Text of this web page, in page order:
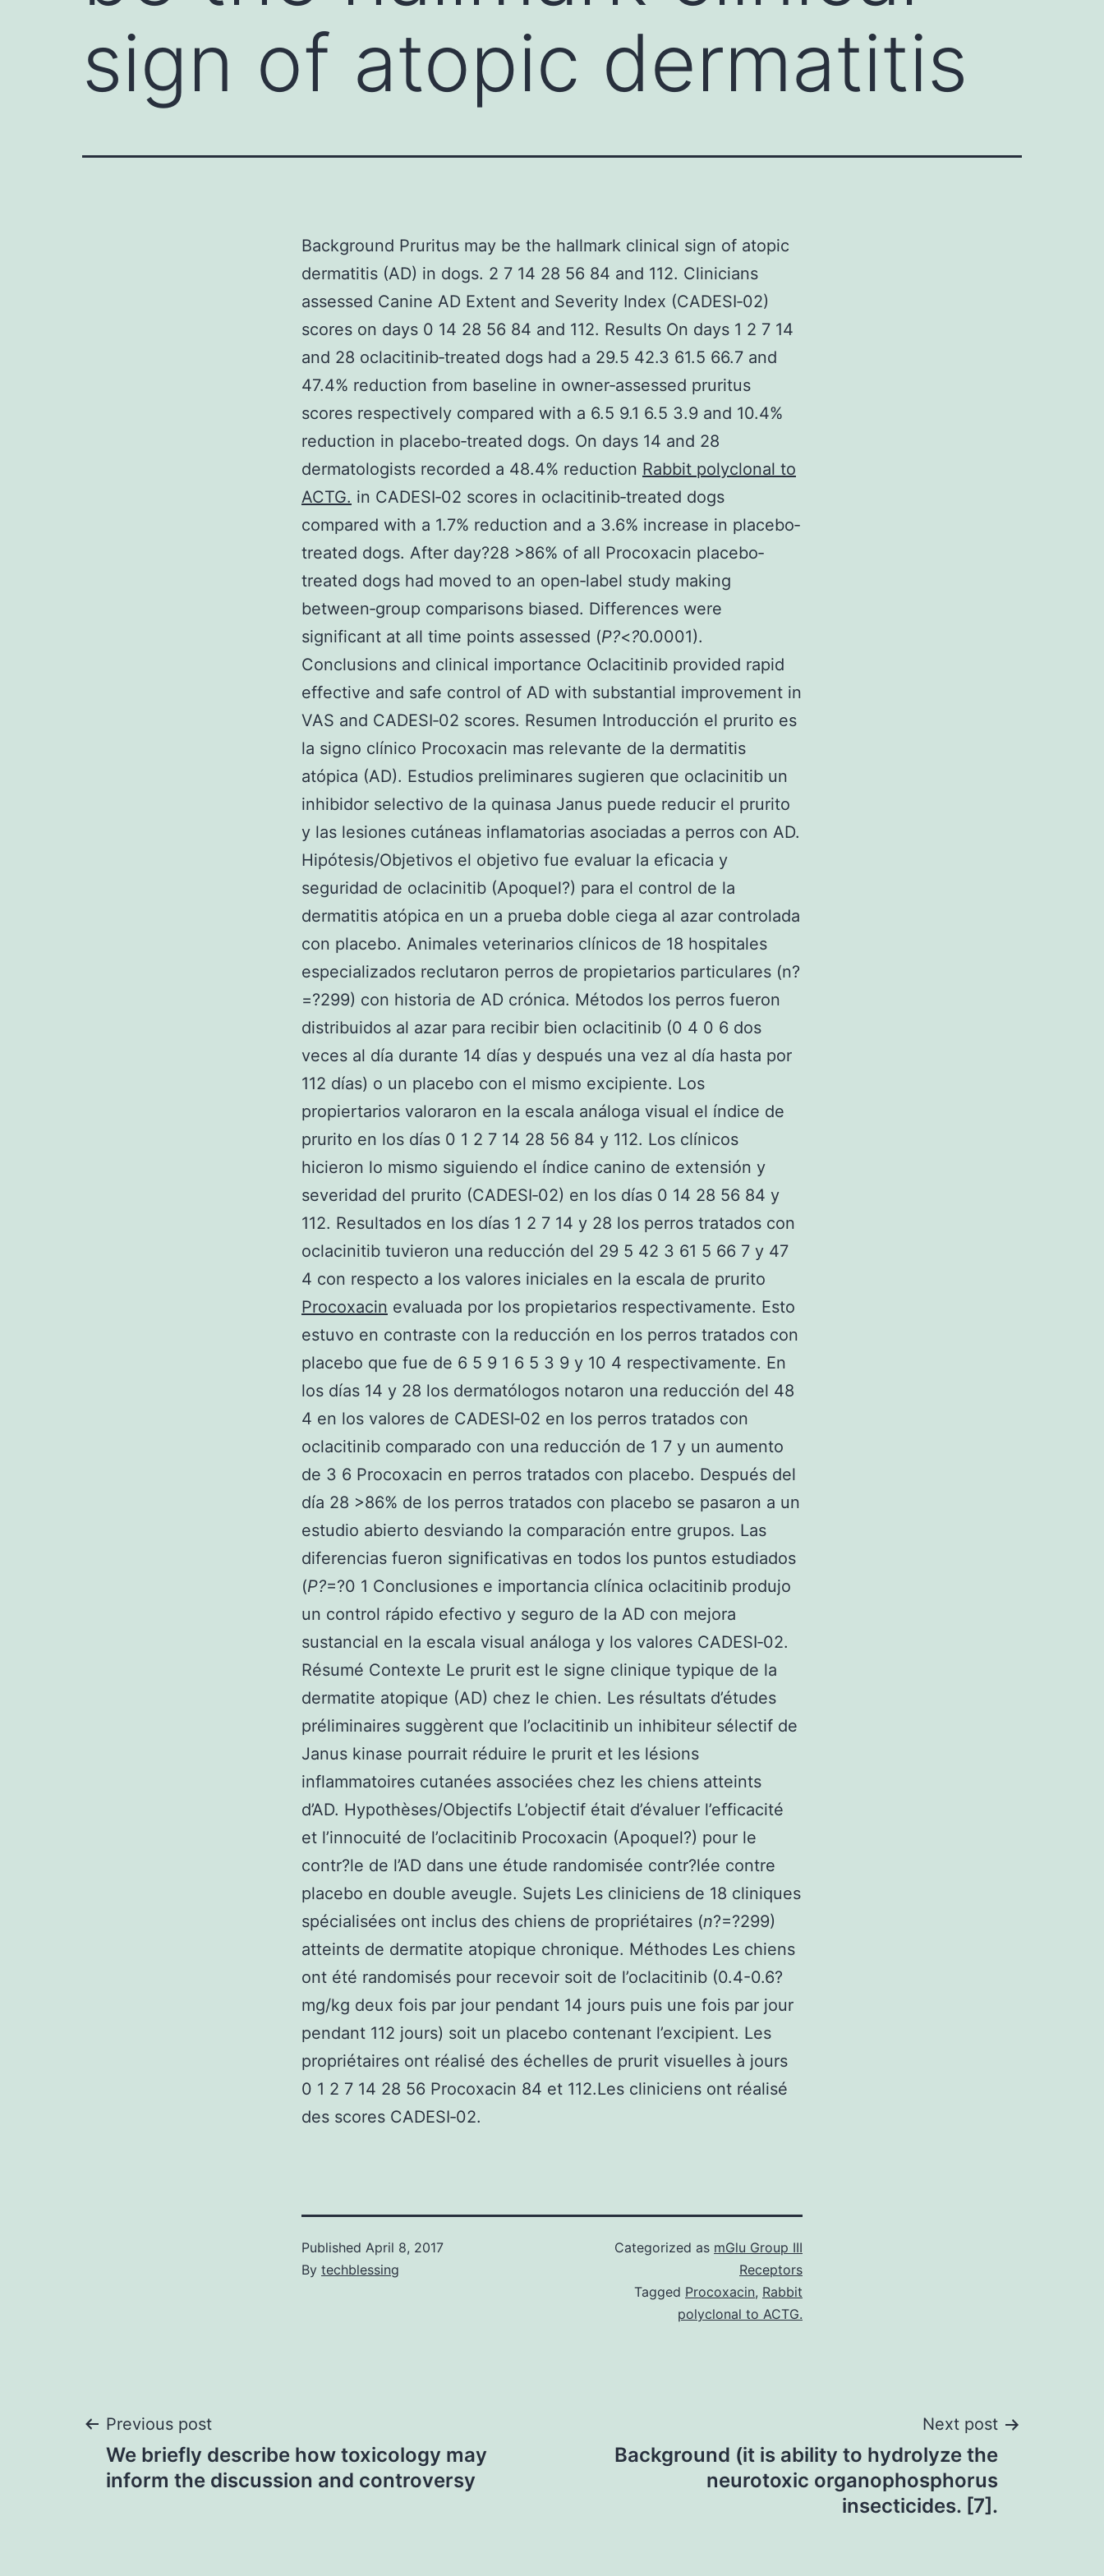
sign of atopic dermatitis
Background Pruritus may be the hallmark clinical sign of atopic
dermatitis (AD) in dogs. 2 7 14 28 56 84 and 112. Clinicians
assessed Canine AD Extent and Severity Index (CADESI‐02)
scores on days 0 14 28 56 84 and 112. Results On days 1 2 7 14
and 28 oclacitinib‐treated dogs had a 29.5 42.3 61.5 66.7 and
47.4% reduction from baseline in owner‐assessed pruritus
scores respectively compared with a 6.5 9.1 6.5 3.9 and 10.4%
reduction in placebo‐treated dogs. On days 14 and 28
dermatologists recorded a 48.4% reduction Rabbit polyclonal to
ACTG. in CADESI‐02 scores in oclacitinib‐treated dogs
compared with a 1.7% reduction and a 3.6% increase in placebo‐
treated dogs. After day?28 >86% of all Procoxacin placebo‐
treated dogs had moved to an open‐label study making
between‐group comparisons biased. Differences were
significant at all time points assessed (P?<?0.0001).
Conclusions and clinical importance Oclacitinib provided rapid
effective and safe control of AD with substantial improvement in
VAS and CADESI‐02 scores. Resumen Introducción el prurito es
la signo clínico Procoxacin mas relevante de la dermatitis
atópica (AD). Estudios preliminares sugieren que oclacinitib un
inhibidor selectivo de la quinasa Janus puede reducir el prurito
y las lesiones cutáneas inflamatorias asociadas a perros con AD.
Hipótesis/Objetivos el objetivo fue evaluar la eficacia y
seguridad de oclacinitib (Apoquel?) para el control de la
dermatitis atópica en un a prueba doble ciega al azar controlada
con placebo. Animales veterinarios clínicos de 18 hospitales
especializados reclutaron perros de propietarios particulares (n?
=?299) con historia de AD crónica. Métodos los perros fueron
distribuidos al azar para recibir bien oclacitinib (0 4 0 6 dos
veces al día durante 14 días y después una vez al día hasta por
112 días) o un placebo con el mismo excipiente. Los
propiertarios valoraron en la escala análoga visual el índice de
prurito en los días 0 1 2 7 14 28 56 84 y 112. Los clínicos
hicieron lo mismo siguiendo el índice canino de extensión y
severidad del prurito (CADESI‐02) en los días 0 14 28 56 84 y
112. Resultados en los días 1 2 7 14 y 28 los perros tratados con
oclacinitib tuvieron una reducción del 29 5 42 3 61 5 66 7 y 47
4 con respecto a los valores iniciales en la escala de prurito
Procoxacin evaluada por los propietarios respectivamente. Esto
estuvo en contraste con la reducción en los perros tratados con
placebo que fue de 6 5 9 1 6 5 3 9 y 10 4 respectivamente. En
los días 14 y 28 los dermatólogos notaron una reducción del 48
4 en los valores de CADESI‐02 en los perros tratados con
oclacitinib comparado con una reducción de 1 7 y un aumento
de 3 6 Procoxacin en perros tratados con placebo. Después del
día 28 >86% de los perros tratados con placebo se pasaron a un
estudio abierto desviando la comparación entre grupos. Las
diferencias fueron significativas en todos los puntos estudiados
(P?=?0 1 Conclusiones e importancia clínica oclacitinib produjo
un control rápido efectivo y seguro de la AD con mejora
sustancial en la escala visual análoga y los valores CADESI‐02.
Résumé Contexte Le prurit est le signe clinique typique de la
dermatite atopique (AD) chez le chien. Les résultats d’études
préliminaires suggèrent que l’oclacitinib un inhibiteur sélectif de
Janus kinase pourrait réduire le prurit et les lésions
inflammatoires cutanées associées chez les chiens atteints
d’AD. Hypothèses/Objectifs L’objectif était d’évaluer l’efficacité
et l’innocuité de l’oclacitinib Procoxacin (Apoquel?) pour le
contr?le de l’AD dans une étude randomisée contr?lée contre
placebo en double aveugle. Sujets Les cliniciens de 18 cliniques
spécialisées ont inclus des chiens de propriétaires (n?=?299)
atteints de dermatite atopique chronique. Méthodes Les chiens
ont été randomisés pour recevoir soit de l’oclacitinib (0.4-0.6?
mg/kg deux fois par jour pendant 14 jours puis une fois par jour
pendant 112 jours) soit un placebo contenant l’excipient. Les
propriétaires ont réalisé des échelles de prurit visuelles à jours
0 1 2 7 14 28 56 Procoxacin 84 et 112.Les cliniciens ont réalisé
des scores CADESI‐02.
Published April 8, 2017
By techblessing
Categorized as mGlu Group III
Receptors
Tagged Procoxacin, Rabbit
polyclonal to ACTG.
Post
navigation
Previous post
We briefly describe how toxicology may
inform the discussion and controversy
Next post
Background (it is ability to hydrolyze the
neurotoxic organophosphorus
insecticides. [7].